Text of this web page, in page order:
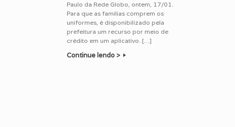
Paulo da Rede Globo, ontem, 17/01.
Para que as famílias comprem os
uniformes, é disponibilizado pela
prefeitura um recurso por meio de
crédito em um aplicativo. […]
Continue lendo >